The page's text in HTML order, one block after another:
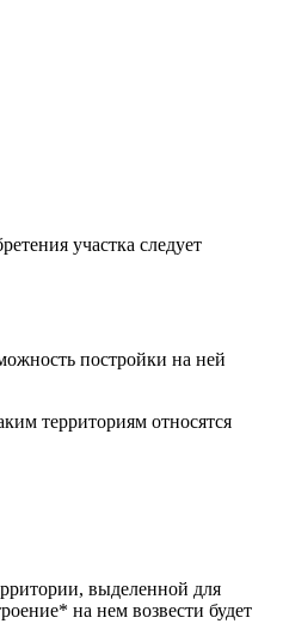
участка следует
постройки на ней
территориям относятся
выделенной для
на нем возвести будет